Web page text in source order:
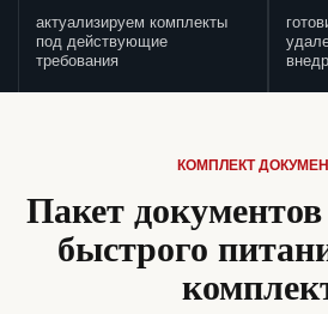
актуализируем комплекты
под действующие
требования
КОМПЛЕКТ
Пакет
быстрого